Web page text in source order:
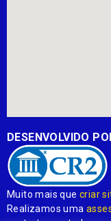
DESENVOLVIDO
Muito mais quecriar
Realizamos uma